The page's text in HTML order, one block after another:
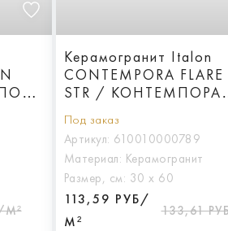
М²
Керамогранит Italon
CONTEMPORA
STR / КОНТЕМПОРА
Под заказ
Артикул: 610010000789
Материал: Керамогранит
Размер, см: 30 х 60
113,59 РУБ/
М²
133,61